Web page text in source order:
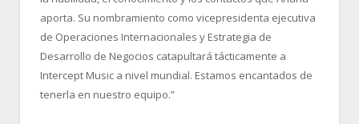
aporta. Su nombramiento como vicepresidenta ejecutiva
de Operaciones Internacionales y Estrategia de
Desarrollo de Negocios catapultará tácticamente a
Intercept Music a nivel mundial. Estamos encantados de
tenerla en nuestro equipo.”